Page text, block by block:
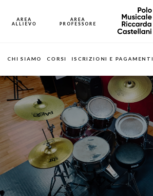
CHI SIAMO CORSI ISCRIZIONI E PAGAMENTI